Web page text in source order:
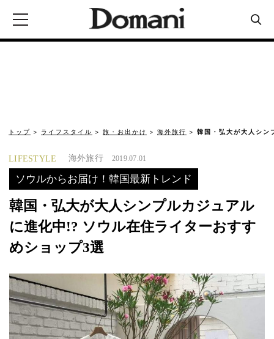
トップ ライフスタイル 旅・お出かけ 海外旅行 韓国・弘大が大人シ
LIFESTYLE 海外旅行 2019.07.01
ソウルからお届け！韓国最新トレンド
韓国・弘大が大人シンプルカジュアル
に進化中!? ソウル在住ライターおすす
めショップ3選